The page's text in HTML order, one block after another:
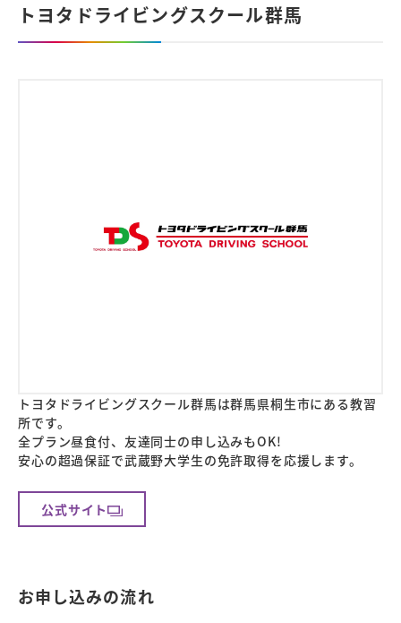
トヨタドライビングスクール群馬
トヨタドライビングスクール群馬は群馬県桐生市にある教習
所です。
全プラン昼食付、友達同士の申し込みもOK!
安心の超過保証で武蔵野大学生の免許取得を応援します。
公式サイト
お申し込みの流れ